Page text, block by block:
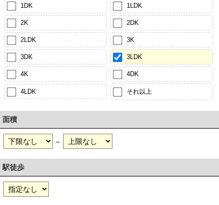
1DK 1LDK
2K 2DK
2LDK 3K
3DK 3LDK
4K 4DK
4LDK それ以上
面積
～
駅徒歩